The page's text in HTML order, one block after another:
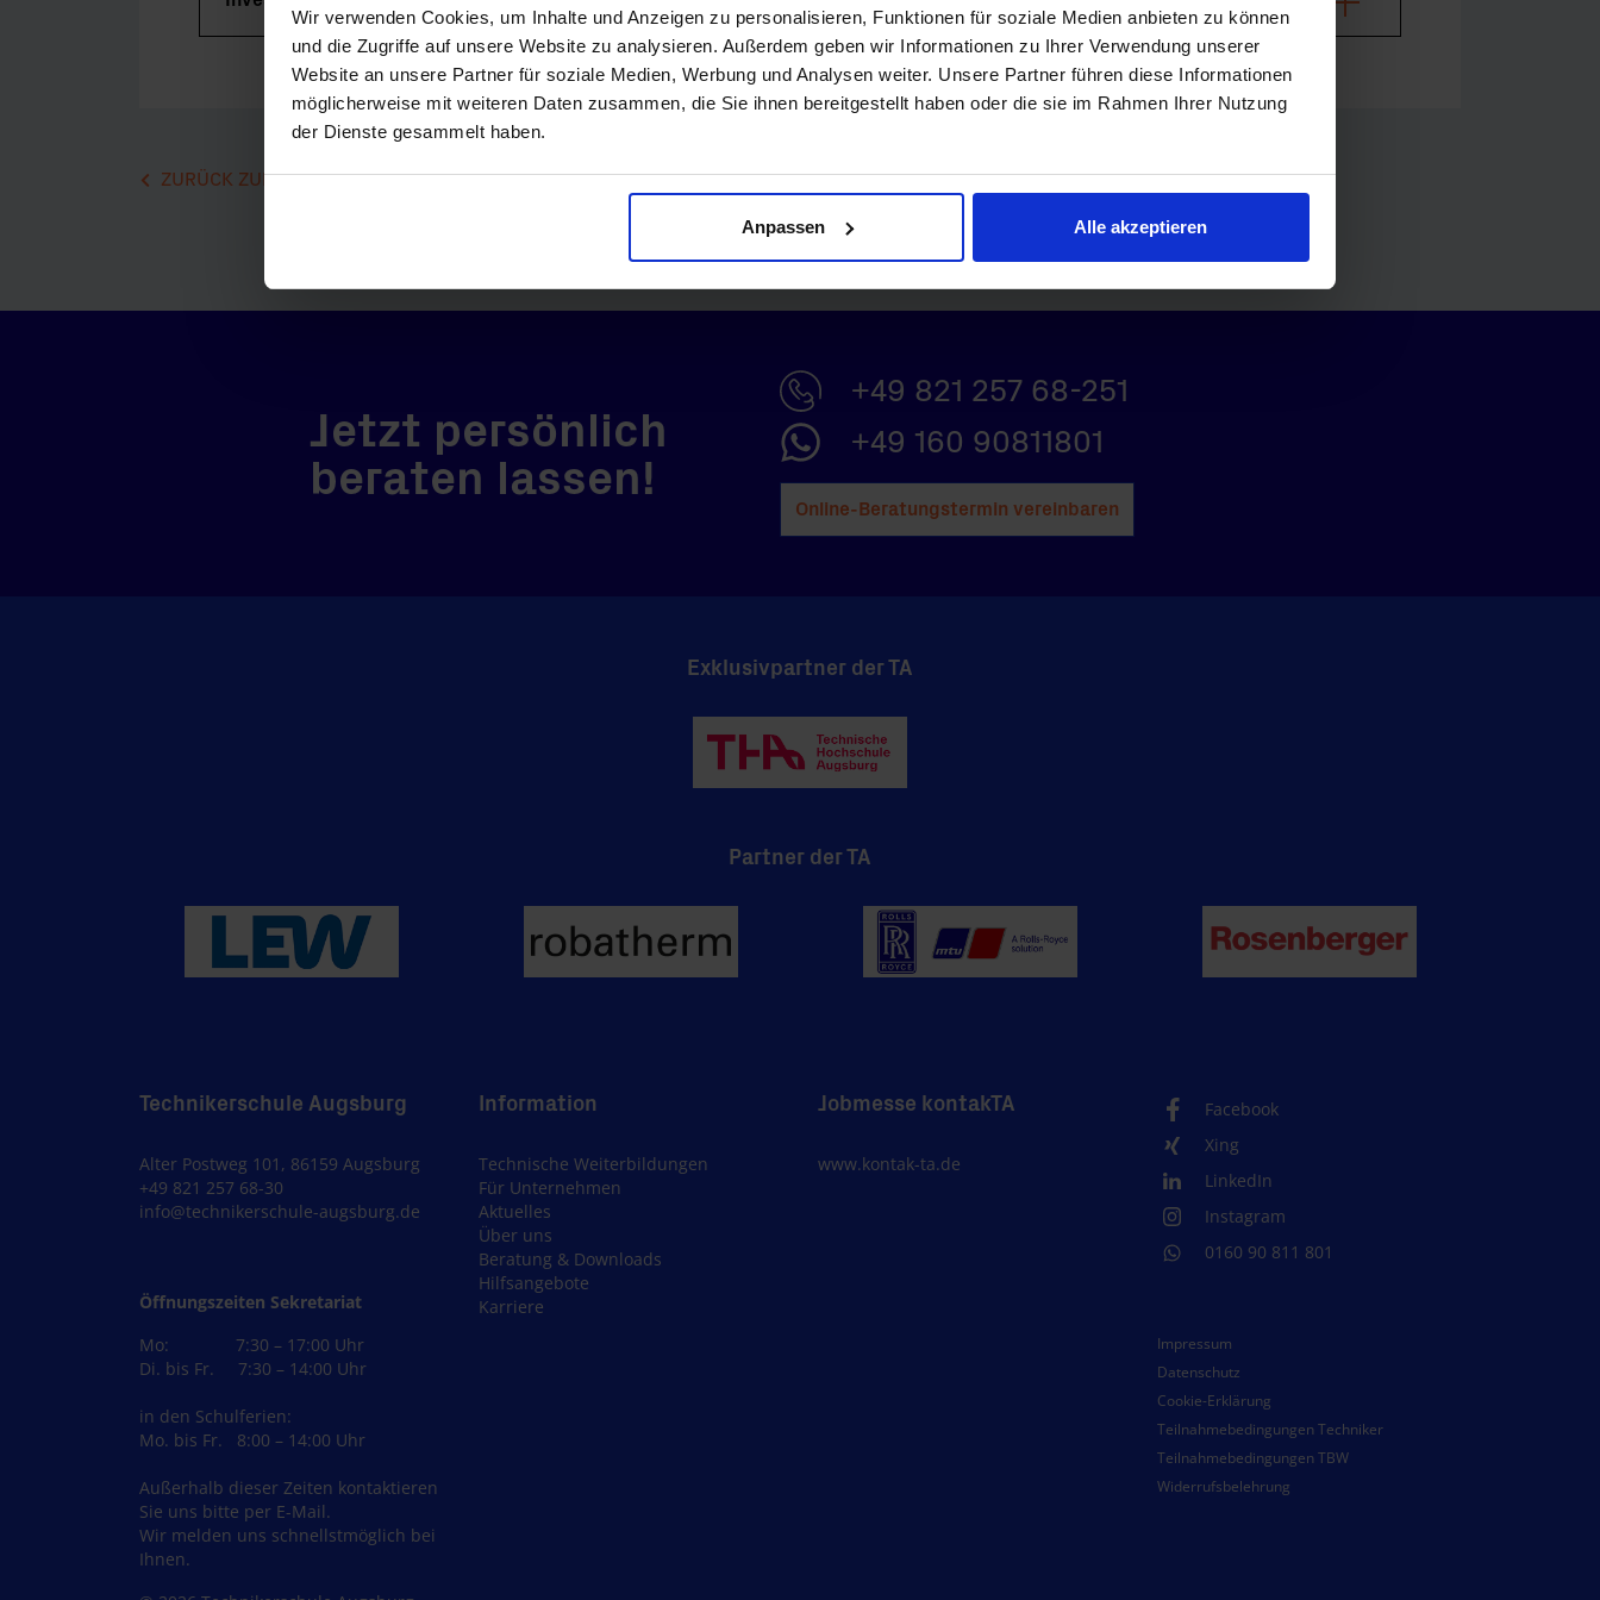
Wir verwenden Cookies, um Inhalte und Anzeigen zu personalisieren, Funktionen für soziale Medien anbieten zu können
und die Zugriffe auf unsere Website zu analysieren. Außerdem geben wir Informationen zu Ihrer Verwendung unserer
Website an unsere Partner für soziale Medien, Werbung und Analysen weiter. Unsere Partner führen diese Informationen
möglicherweise mit weiteren Daten zusammen, die Sie ihnen bereitgestellt haben oder die sie im Rahmen Ihrer Nutzung
der Dienste gesammelt haben.
Anpassen Alle akzeptieren
ZURÜCK ZUR ÜBERSICHT
Jetzt persönlich
beraten lassen!
+49 821 257 68-251
+49 160 90811801
Online-Beratungstermin vereinbaren
Exklusivpartner der TA
Partner der TA
Jobmesse kontakTA
www.kontak-ta.de
Information
Technische Weiterbildungen
Für Unternehmen
Aktuelles
Über uns
Beratung & Downloads
Hilfsangebote
Karriere
Facebook
Xing
LinkedIn
Instagram
0160 90 811 801
Impressum
Datenschutz
Cookie-Erklärung
Teilnahmebedingungen Techniker
Teilnahmebedingungen TBW
Widerrufsbelehrung
Technikerschule Augsburg
Alter Postweg 101, 86159 Augsburg
+49 821 257 68-30
info@technikerschule-augsburg.de
Öffnungszeiten Sekretariat
Mo: 7:30 – 17:00 Uhr
Di. bis Fr. 7:30 – 14:00 Uhr
in den Schulferien:
Mo. bis Fr. 8:00 – 14:00 Uhr
Außerhalb dieser Zeiten kontaktieren
Sie uns bitte per E-Mail.
Wir melden uns schnellstmöglich bei
Ihnen.